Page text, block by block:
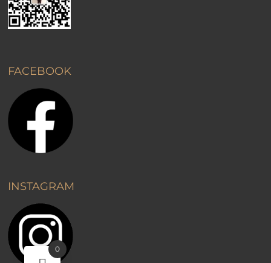
FACEBOOK
INSTAGRAM
0